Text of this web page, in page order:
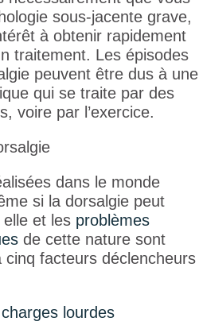
sous-jacente grave,
à obtenir rapidement
traitement. Les épisodes
peuvent être dus à une
qui se traite par des
voire par l’exercice.
dans le monde
si la dorsalgie peut
et les problèmes
de cette nature sont
cinq facteurs déclencheurs
lourdes